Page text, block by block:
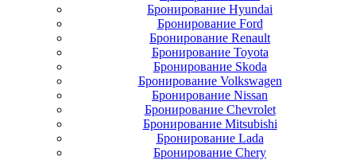
Бронирование Hyundai
Бронирование Ford
Бронирование Renault
Бронирование Toyota
Бронирование Skoda
Бронирование Volkswagen
Бронирование Nissan
Бронирование Chevrolet
Бронирование Mitsubishi
Бронирование Lada
Бронирование Chery